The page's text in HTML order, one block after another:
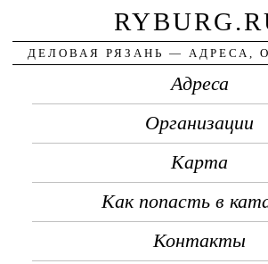
ДЕЛОВАЯ РЯЗАНЬ — АДРЕСА,
Адреса
Организации
Карта
Как попасть в
Контакты